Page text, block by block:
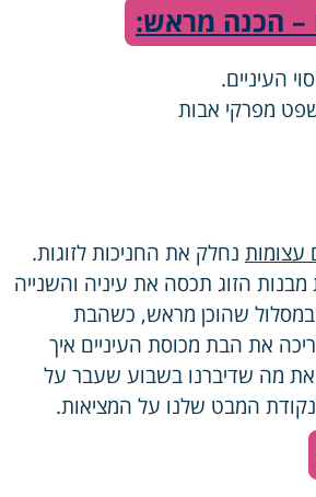
– הכנה מראש:
העיניים.
מפרקי אבות
עצומות נחלק את החניכות לזוגות.
הזוג תכסה את עיניה והשנייה
במסלול שהוכן מראש, כשהבת
את הבת מכוסת העיניים איך
את מה שדיברנו בשבוע שעבר על
המבט שלנו על המציאות.